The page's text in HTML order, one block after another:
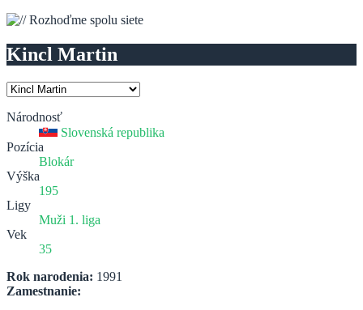
Kincl Martin
Národnosť
Slovenská republika
Pozícia
Blokár
Výška
195
Ligy
Muži 1. liga
Vek
35
Rok narodenia: 1991
Zamestnanie: